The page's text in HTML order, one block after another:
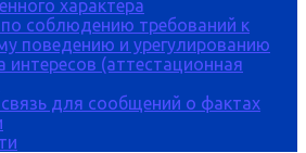
характера
соблюдению требований к
поведению и урегулированию
интересов (аттестационная
для сообщений о фактах